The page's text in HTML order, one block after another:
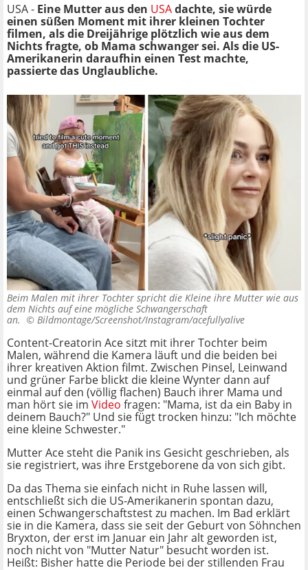
USA - Eine Mutter aus den USAdachte, sie würde
einen süßen Moment mit ihrer kleinen Tochter
filmen, als die Dreijährige plötzlich wie aus dem
Nichts fragte, ob Mama schwanger sei. Als die US-
Amerikanerin daraufhin einen Test machte,
passierte das Unglaubliche.
Beim Malen mit ihrer Tochter spricht die Kleine ihre Mutter wie aus
dem Nichts auf eine mögliche Schwangerschaft
an. © Bildmontage/Screenshot/Instagram/acefullyalive
Content-Creatorin Ace sitzt mit ihrer Tochter beim
Malen, während die Kamera läuft und die beiden bei
ihrer kreativen Aktion filmt. Zwischen Pinsel, Leinwand
und grüner Farbe blickt die kleine Wynter dann auf
einmal auf den (völlig flachen) Bauch ihrer Mama und
man hört sie im Video fragen: "Mama, ist da ein Baby in
deinem Bauch?" Und sie fügt trocken hinzu: "Ich möchte
eine kleine Schwester."
Mutter Ace steht die Panik ins Gesicht geschrieben, als
sie registriert, was ihre Erstgeborene da von sich gibt.
Da das Thema sie einfach nicht in Ruhe lassen will,
entschließt sich die US-Amerikanerin spontan dazu,
einen Schwangerschaftstest zu machen. Im Bad erklärt
sie in die Kamera, dass sie seit der Geburt von Söhnchen
Bryxton, der erst im Januar ein Jahr alt geworden ist,
noch nicht von "Mutter Natur" besucht worden ist.
Heißt: Bisher hatte die Periode bei der stillenden Frau